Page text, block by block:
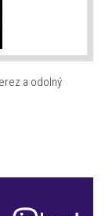
a odolný